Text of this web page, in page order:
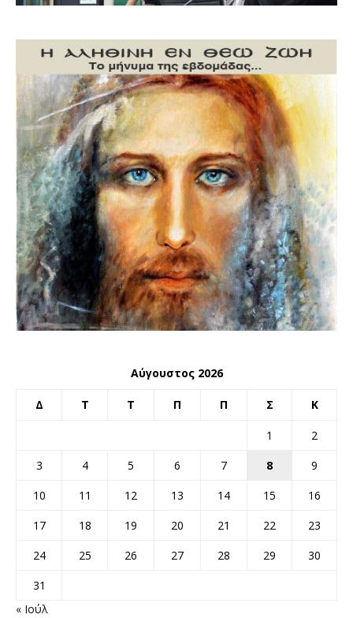
Αύγουστος 2026
Δ Τ Τ Π Π Σ Κ
1
2
3
4 5 6 7 8
9
10
11 12 13 14 15
16
17
18 19 20 21 22
23
24
25 26 27 28 29
30
31
« Ιούλ